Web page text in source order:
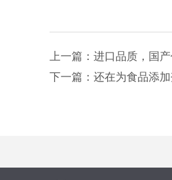
上一篇： 进口品质，国
下一篇： 还在为食品添